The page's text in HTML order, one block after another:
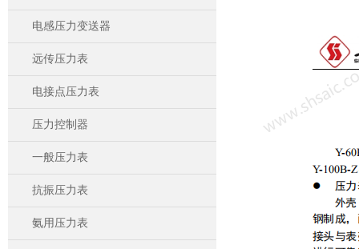
电感压力变送器
远传压力表
电接点压力表
压力控制器
一般压力表
抗振压力表
氨用压力表